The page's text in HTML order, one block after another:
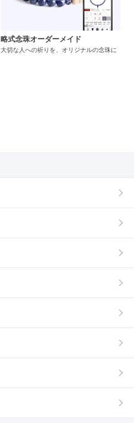
略式念珠オーダーメイド
大切な人への祈りを、オリジナルの念珠に